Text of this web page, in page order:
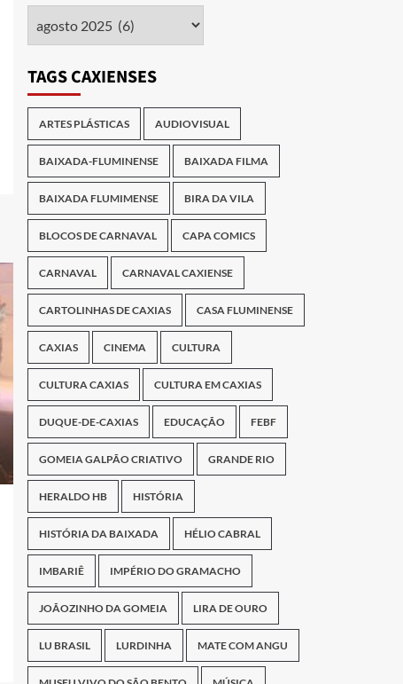
das
TAGS CAXIENSES
ARTES PLÁSTICAS AUDIOVISUAL
BAIXADA-FLUMINENSE BAIXADA FILMA
BAIXADA FLUMIMENSE BIRA DA VILA
BLOCOS DE CARNAVAL CAPA COMICS
CARNAVAL CARNAVAL CAXIENSE
CARTOLINHAS DE CAXIAS CASA FLUMINENSE
CAXIAS CINEMA CULTURA
CULTURA CAXIAS CULTURA EM CAXIAS
DUQUE-DE-CAXIAS EDUCAÇÃO FEBF
GOMEIA GALPÃO CRIATIVO GRANDE RIO
HERALDO HB HISTÓRIA
HISTÓRIA DA BAIXADA HÉLIO CABRAL
IMBARIÊ IMPÉRIO DO GRAMACHO
JOÃOZINHO DA GOMEIA LIRA DE OURO
LU BRASIL LURDINHA MATE COM ANGU